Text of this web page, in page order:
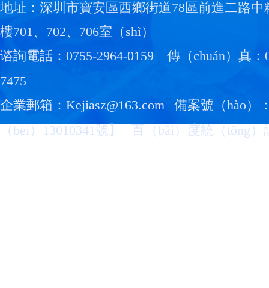
地址：深圳市寶安區西鄉街道78區前進二路中
樓701、702、706室（shì）
谘詢電話：0755-2964-0159
傳（chuán）真：
7475
企業郵箱：Kejiasz@163.com
備案號（hào）
（bèi）13010341號 】 百（bǎi）度統（tǒng）